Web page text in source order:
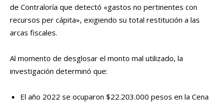
de Contraloría que detectó «gastos no pertinentes con
recursos per cápita», exigiendo su total restitución a las
arcas fiscales.
Al momento de desglosar el monto mal utilizado, la
investigación determinó que:
El año 2022 se ocuparon $22.203.000 pesos en la Cena